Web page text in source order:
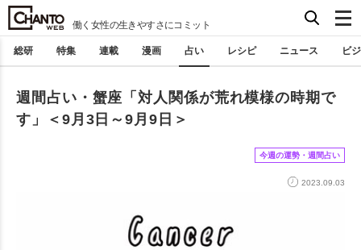
働く女性の生きやすさにコミット
総研 特集 連載 漫画 占い レシピ ニュース ビ
週間占い・蟹座「対人関係が荒れ模様の時期で
す」＜9月3日～9月9日＞
今週の運勢・週間占い
2023.09.03